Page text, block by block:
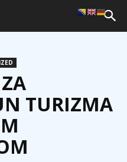
TURIZMA